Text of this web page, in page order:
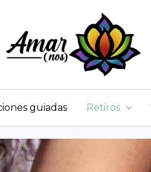
guiadas Retiros